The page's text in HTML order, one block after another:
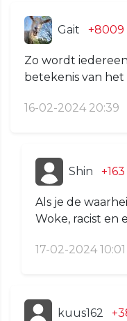
Gait +8009
Zo wordt
betekenis van het
16-02-2024 20:39
Shin +163
Als je de
Woke, racist en
17-02-2024 10:01
kuus162